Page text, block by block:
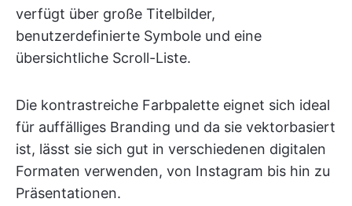
verfügt über große Titelbilder,
benutzerdefinierte Symbole und eine
übersichtliche Scroll-Liste.
Die kontrastreiche Farbpalette eignet sich ideal
für auffälliges Branding und da sie vektorbasiert
ist, lässt sie sich gut in verschiedenen digitalen
Formaten verwenden, von Instagram bis hin zu
Präsentationen.